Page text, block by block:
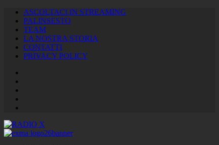
ASCOLTACI IN STREAMING
PALINSESTO
TEAM
LA NOSTRA STORIA
CONTATTI
PRIVACY POLICY